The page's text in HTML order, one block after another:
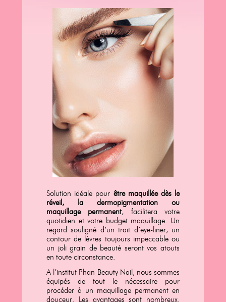
Solution idéale pour être maquillée dès le
réveil, la dermopigmentation ou
maquillage permanent, facilitera votre
quotidien et votre budget maquillage. Un
regard souligné d’un trait d’eye-liner, un
contour de lèvres toujours impeccable ou
un joli grain de beauté seront vos atouts
en toute circonstance.
A l’institut Phan Beauty Nail, nous sommes
équipés de tout le nécessaire pour
procéder à un maquillage permanent en
douceur. Les avantages sont nombreux.